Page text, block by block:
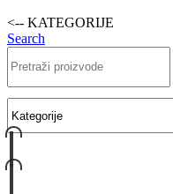
<-- KATEGORIJE
Search